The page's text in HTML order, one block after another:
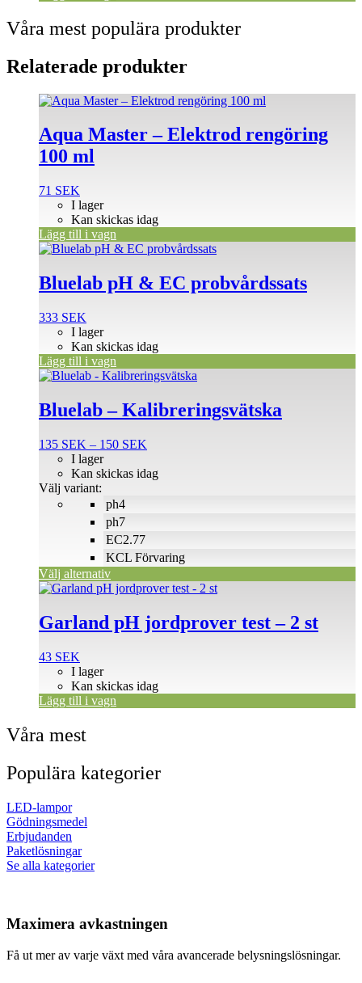
Våra mest populära produkter
Relaterade produkter
Aqua Master – Elektrod rengöring
100 ml
71 SEK
I lager
Kan skickas idag
Lägg till i vagn
Bluelab pH & EC probvårdssats
333 SEK
I lager
Kan skickas idag
Lägg till i vagn
Bluelab – Kalibreringsvätska
135 SEK – 150 SEK
till
ph4
ph7
EC2.77
KCL Förvaring
I lager
Kan skickas idag
Välj variant:
Välj alternativ
Den
produkten
har
varianter.
olika
alternativen
Garland pH jordprover test – 2 st
43 SEK
I lager
Kan skickas idag
Lägg till i vagn
Våra mest
Populära kategorier
LED-lampor
Gödningsmedel
Erbjudanden
Paketlösningar
Se alla kategorier
Maximera avkastningen
Få ut mer av varje växt med våra avancerade belysningslösningar.